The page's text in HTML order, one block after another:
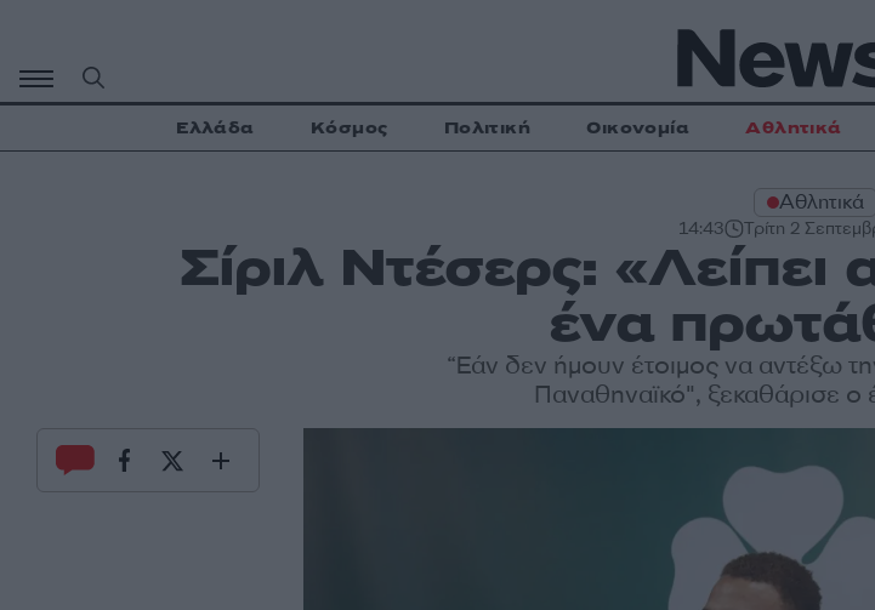
περιεχόμενο
Ελλάδα Κόσμος Πολιτική Οικονομία Αθλητικά
Αθλητικά
14:43 Τρίτη 2
Σίριλ Ντέσερς:
ένα
“Εάν δεν ήμουν έτοιμος να αντέξω
Παναθηναϊκό", ξεκαθάρισε ο